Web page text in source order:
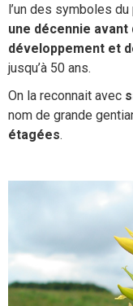
l’un des symboles
une décennie avant
développement et
jusqu’à 50 ans.
On la reconnait avec
nom de grande
étagées.